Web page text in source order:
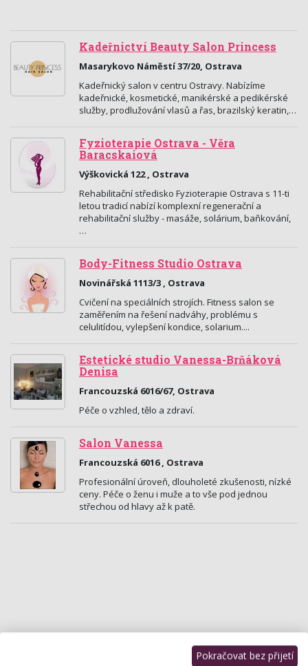
Kadeřnictví Beauty Salon Princess
Masarykovo Náměstí 37/20, Ostrava
Kadeřnický salon v centru Ostravy. Nabízíme
kadeřnické, kosmetické, manikérské a pedikérské
služby, prodlužování vlasů a řas, brazilský keratin,…
Fyzioterapie Ostrava - Věra
Baracskaiová
Výškovická 122 , Ostrava
Rehabilitační středisko Fyzioterapie Ostrava s 11-ti
letou tradicí nabízí komplexní regenerační a
rehabilitační služby - masáže, solárium, baňkování,
…
Body-Fitness Studio Ostrava
Novinářská 1113/3 , Ostrava
Cvičení na speciálních strojích. Fitness salon se
zaměřením na řešení nadváhy, problému s
celulitídou, vylepšení kondice, solarium....
Estetické studio Vanessa-Brňáková
Denisa
Francouzská 6016/67, Ostrava
Péče o vzhled, tělo a zdraví.
Salon Vanessa
Francouzská 6016 , Ostrava
Profesionální úroveň, dlouholeté zkušenosti, nízké
ceny. Péče o ženu i muže a to vše pod jednou
střechou od hlavy až k patě.
Pokračovat bez přijetí